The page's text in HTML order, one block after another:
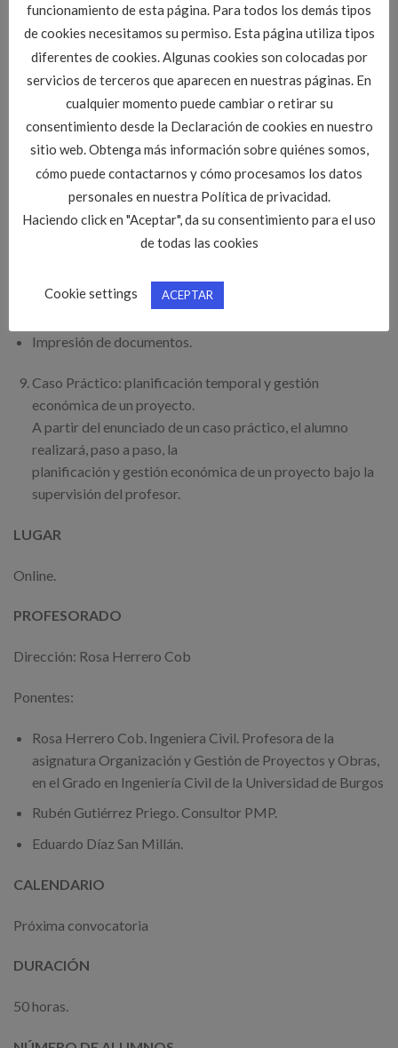
Seguimiento de la ejecución de las tareas.
Seguimiento de los costes reales.
Registro y análisis del desarrollo y avance de las tareas.
Informes de seguimiento y Gantt detallado.
Resolución de problemas: retrasos en la ejecución y/o
sobrecostes de la obra.
Impresión de los diagramas y documentación del
Personalización y elaboración de informes y diagramas.
Impresión de documentos.
Caso Práctico: planificación temporal y gestión
económica de un proyecto.
A partir del enunciado de un caso práctico, el alumno
realizará, paso a paso, la
planificación y gestión económica de un proyecto bajo la
supervisión del profesor.
LUGAR
Online.
PROFESORADO
Dirección: Rosa Herrero Cob
Ponentes:
Rosa Herrero Cob. Ingeniera Civil. Profesora de la
asignatura Organización y Gestión de Proyectos y Obras,
en el Grado en Ingeniería Civil de la Universidad de Burgos
Rubén Gutiérrez Priego. Consultor PMP.
Eduardo Díaz San Millán.
CALENDARIO
Próxima convocatoria
DURACIÓN
50 horas.
funcionamiento de esta página. Para todos los demás tipos
de cookies necesitamos su permiso. Esta página utiliza tipos
diferentes de cookies. Algunas cookies son colocadas por
servicios de terceros que aparecen en nuestras páginas. En
cualquier momento puede cambiar o retirar su
consentimiento desde la Declaración de cookies en nuestro
sitio web. Obtenga más información sobre quiénes somos,
cómo puede contactarnos y cómo procesamos los datos
personales en nuestra Política de privacidad.
Haciendo click en "Aceptar", da su consentimiento para el uso
de todas las cookies
Cookie settings ACEPTAR